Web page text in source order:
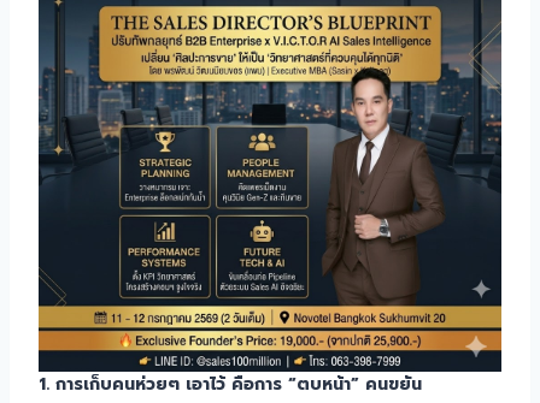
1. การเก็บคนห่วยๆ เอาไว้ คือการ “ตบหน้า” คนขยัน